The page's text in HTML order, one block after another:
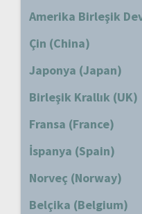
Amerika Birleşik
Çin (China)
Japonya (Japan)
Birleşik Krallık (UK)
Fransa (France)
İspanya (Spain)
Norveç (Norway)
Belçika (Belgium)